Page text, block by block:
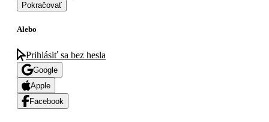
Pokračovať
Alebo
Prihlásiť sa bez hesla
Google
Apple
Facebook